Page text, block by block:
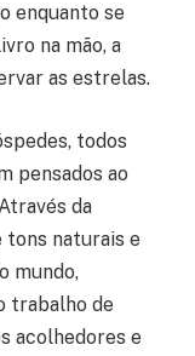
enquanto se
na mão, a
as estrelas.
todos
pensados ao
da
tons naturais e
mundo,
trabalho de
acolhedores e